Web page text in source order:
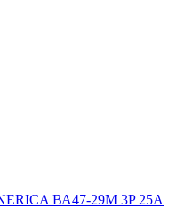
ВА47-29М 3P 25А